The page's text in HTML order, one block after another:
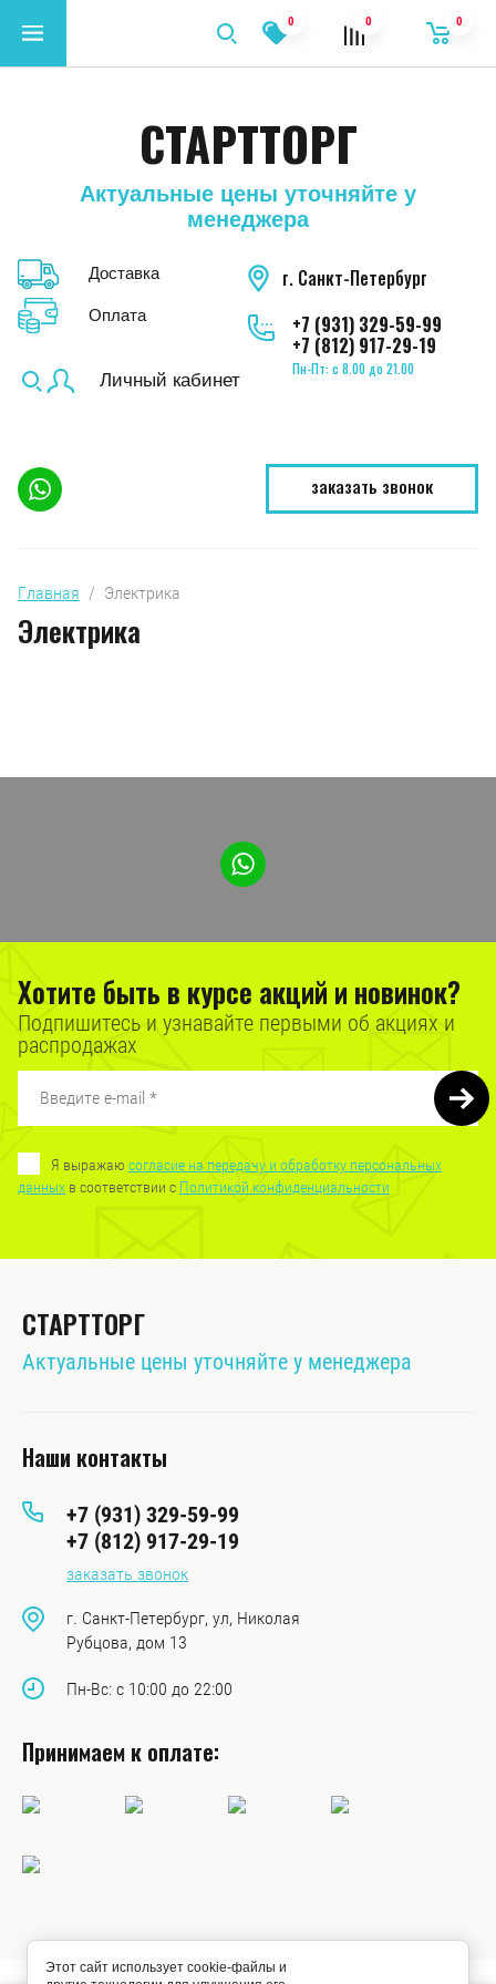
0 0 0
СТАРТТОРГ
Актуальные цены уточняйте у
менеджера
г. Санкт-Петербург
+7 (931) 329-59-99
+7 (812) 917-29-19
Пн-Пт: с 8.00 до 21.00
Доставка
Оплата
Личный кабинет
заказать звонок
Главная
  /  Электрика
Электрика
Хотите быть в курсе акций и новинок?
Подпишитесь и узнавайте первыми об акциях и
распродажах
Я выражаю согласие на передачу и обработку персональных
данных в соответствии с Политикой конфиденциальности
СТАРТТОРГ
Актуальные цены уточняйте у менеджера
Наши контакты
+7 (931) 329-59-99
+7 (812) 917-29-19
заказать звонок
г. Санкт-Петербург, ул, Николая
Рубцова, дом 13
Пн-Вс: с 10:00 до 22:00
Принимаем к оплате:
Этот сайт использует cookie-файлы и